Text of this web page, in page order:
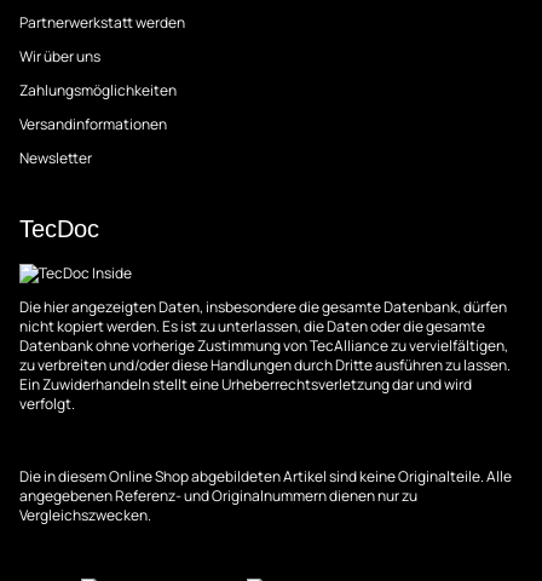
Partnerwerkstatt werden
Wir über uns
Zahlungsmöglichkeiten
Versandinformationen
Newsletter
TecDoc
Die hier angezeigten Daten, insbesondere die gesamte Datenbank, dürfen
nicht kopiert werden. Es ist zu unterlassen, die Daten oder die gesamte
Datenbank ohne vorherige Zustimmung von TecAlliance zu vervielfältigen,
zu verbreiten und/oder diese Handlungen durch Dritte ausführen zu lassen.
Ein Zuwiderhandeln stellt eine Urheberrechtsverletzung dar und wird
verfolgt.
Die in diesem Online Shop abgebildeten Artikel sind keine Originalteile. Alle
angegebenen Referenz- und Originalnummern dienen nur zu
Vergleichszwecken.